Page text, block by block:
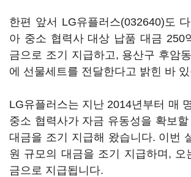
한편 앞서 LG유플러스(032640)도
아 중소 협력사 대상 납품 대금 250
금으로 조기 지급하고, 용산구 후암
에 선물세트를 전달한다고 밝힌 바
LG유플러스는 지난 2014년부터 매
중소 협력사가 자금 유동성을 확보
대금을 조기 지급해 왔습니다. 이번
원 규모의 대금을 조기 지급하며, 오
금으로 지급됩니다.